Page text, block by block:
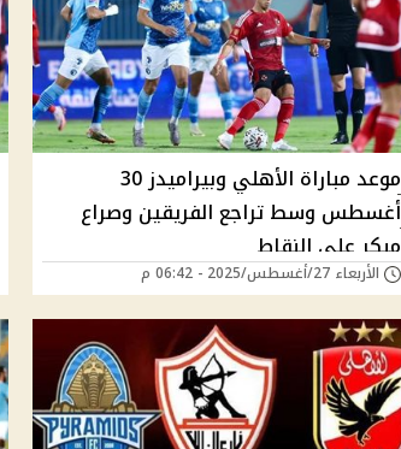
موعد مباراة الأهلي وبيراميدز 30
أغسطس وسط تراجع الفريقين وصراع
مبكر على النقاط
الأربعاء 27/أغسطس/2025 - 06:42 م